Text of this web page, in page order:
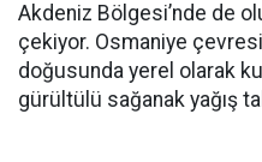
Akdeniz Bölgesi’nde de
çekiyor. Osmaniye çevresi,
doğusunda yerel olarak
gürültülü sağanak yağış